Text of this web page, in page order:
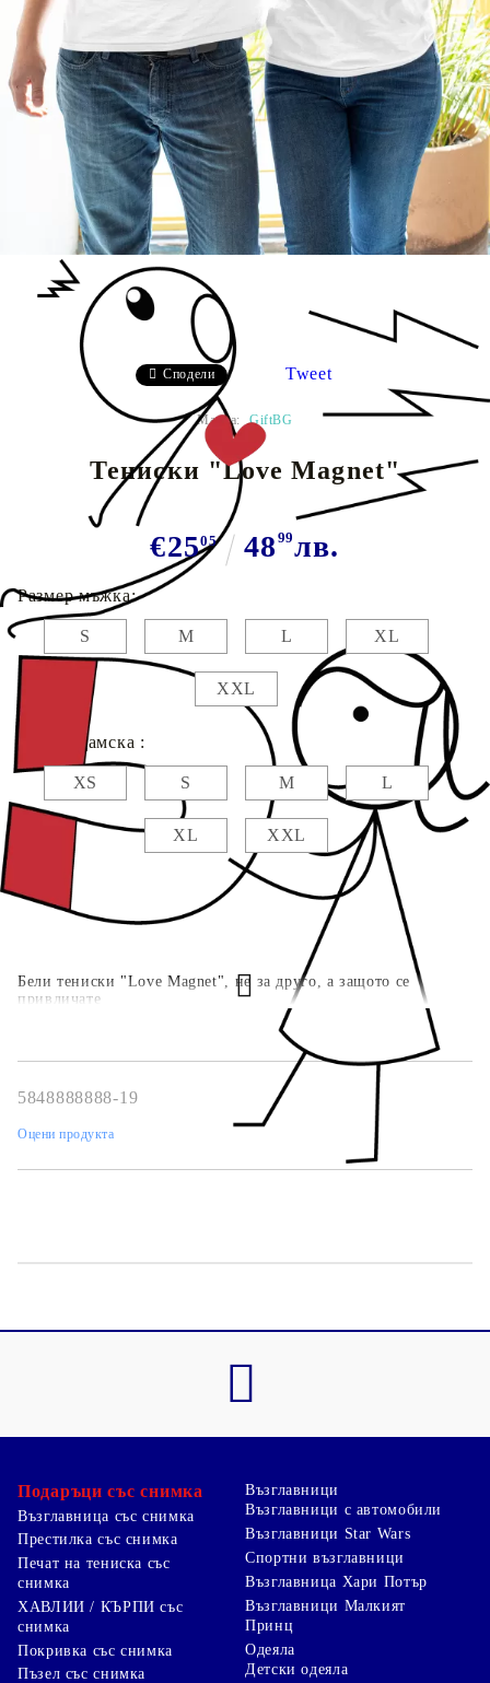
Сподели Tweet
Марка: GiftBG
Тениски "Love Magnet"
€2505 48 99лв.
Бели тениски "Love Magnet", не за друго, а защото се
привличате
Размер мъжка:
S M L XL
XXL
Размер дамска :
XS S M L
XL XXL
5848888888-19
Оцени продукта
Подаръци със снимка
Възглавница със снимка
Престилка със снимка
Печат на тениска със
снимка
ХАВЛИИ / КЪРПИ със
снимка
Покривка със снимка
Пъзел със снимка
Възглавници
Възглавници с автомобили
Възглавници Star Wars
Спортни възглавници
Възглавница Хари Потър
Възглавници Малкият
Принц
Одеяла
Детски одеяла